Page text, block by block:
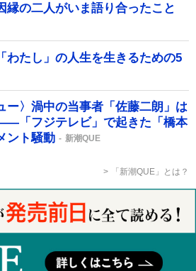
縁の二人がいま語り合ったこと
わたし」の人生を生きるための5
ー〉渦中の当事者「佐藤二朗」は
「フジテレビ」で起きた「橋本
ント騒動
新潮QUE
「新潮QUE」とは？